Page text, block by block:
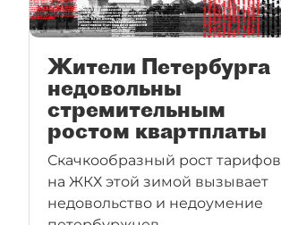
Жители Петербурга
недовольны
стремительным
ростом квартплаты
Скачкообразный рост тарифов
на ЖКХ этой зимой вызывает
недовольство и недоумение